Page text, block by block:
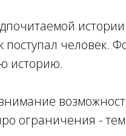
поступал
историю.
ограничения -